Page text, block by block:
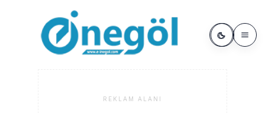
REKLAM ALANI